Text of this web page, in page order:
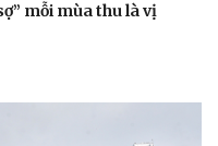
mỗi mùa thu là vị